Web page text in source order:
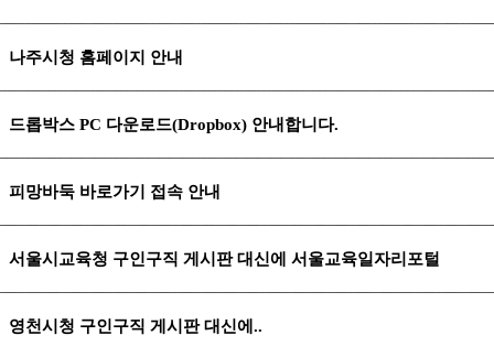
나주시청 홈페이지 안내
드롭박스 PC 다운로드(Dropbox) 안내합니다.
피망바둑 바로가기 접속 안내
서울시교육청 구인구직 게시판 대신에 서울교육일자리포털
영천시청 구인구직 게시판 대신에..